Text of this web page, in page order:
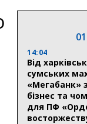
14:04
Від
сумських
«Мегабанк»
бізнес та
для ПФ